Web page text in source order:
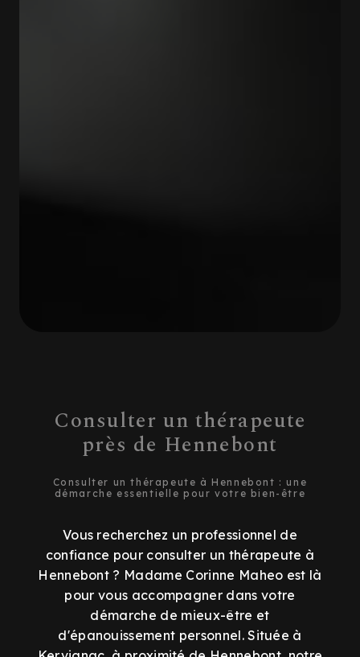
Consulter un thérapeute
près de Hennebont
Consulter un thérapeute à Hennebont : une
démarche essentielle pour votre bien-être
Vous recherchez un professionnel de
confiance pour consulter un thérapeute à
Hennebont ? Madame Corinne Maheo est là
pour vous accompagner dans votre
démarche de mieux-être et
d'épanouissement personnel. Située à